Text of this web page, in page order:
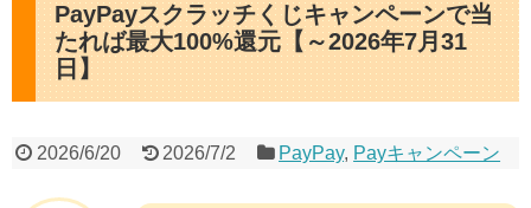
PayPayスクラッチくじキャンペーンで当
たれば最大100%還元【～2026年7月31
日】
2026/6/20 2026/7/2 PayPay, Payキャンペーン